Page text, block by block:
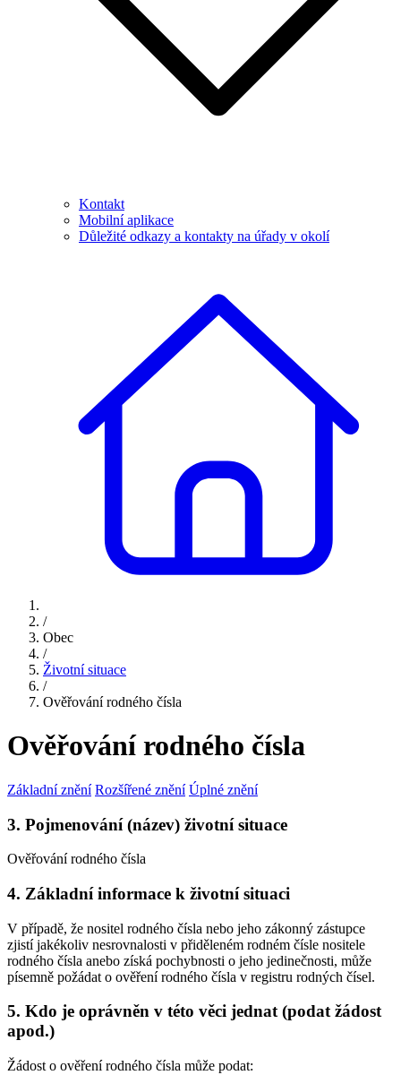
Kontakt
Mobilní aplikace
Důležité odkazy a kontakty na úřady v okolí
/
Obec
/
Životní situace
/
Ověřování rodného čísla
Ověřování rodného čísla
Základní znění Rozšířené znění Úplné znění
3. Pojmenování (název) životní situace
Ověřování rodného čísla
4. Základní informace k životní situaci
V případě, že nositel rodného čísla nebo jeho zákonný zástupce
zjistí jakékoliv nesrovnalosti v přiděleném rodném čísle nositele
rodného čísla anebo získá pochybnosti o jeho jedinečnosti, může
písemně požádat o ověření rodného čísla v registru rodných čísel.
5. Kdo je oprávněn v této věci jednat (podat žádost
apod.)
Žádost o ověření rodného čísla může podat: